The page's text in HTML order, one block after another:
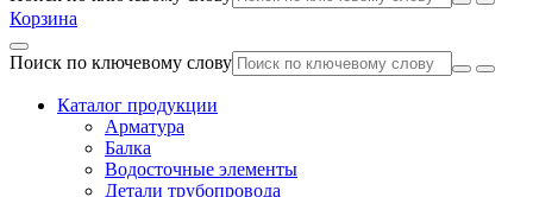
Корзина
Поиск по ключевому слову
Каталог продукции
Арматура
Балка
Водосточные элементы
Детали трубопровода